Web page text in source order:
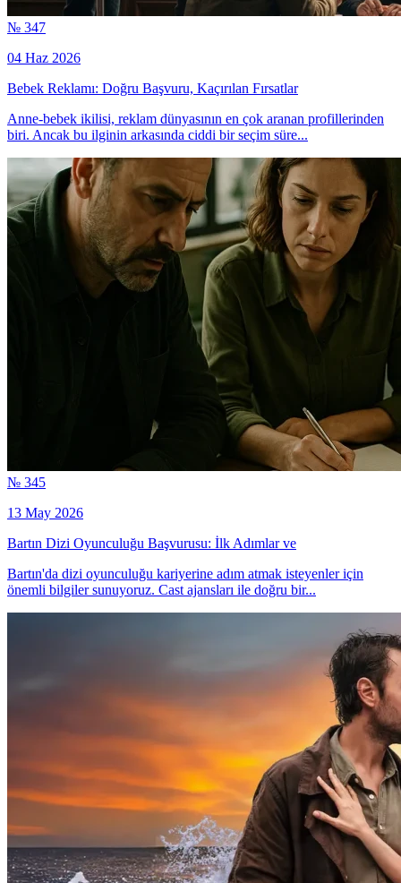
№ 347
04 Haz 2026
Bebek Reklamı: Doğru Başvuru, Kaçırılan Fırsatlar
Anne-bebek ikilisi, reklam dünyasının en çok aranan profillerinden
biri. Ancak bu ilginin arkasında ciddi bir seçim süre...
№ 345
13 May 2026
Bartın Dizi Oyunculuğu Başvurusu: İlk Adımlar ve
Bartın'da dizi oyunculuğu kariyerine adım atmak isteyenler için
önemli bilgiler sunuyoruz. Cast ajansları ile doğru bir...